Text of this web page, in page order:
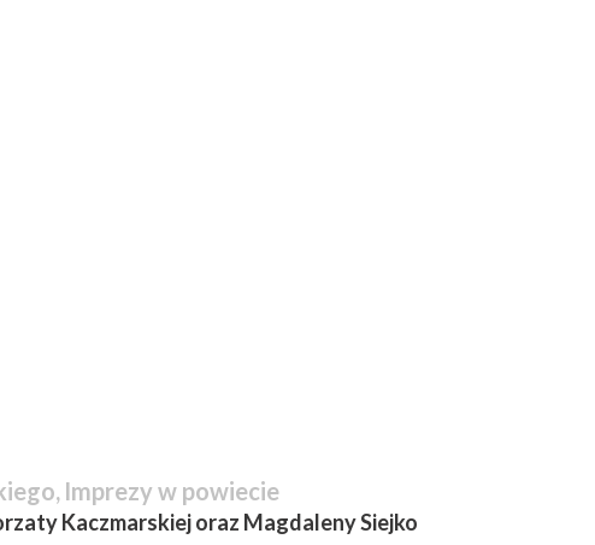
, Imprezy w powiecie
Kaczmarskiej oraz Magdaleny Siejko